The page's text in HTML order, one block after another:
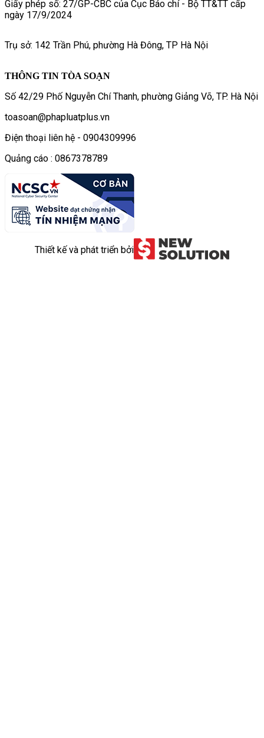
Giấy phép số: 27/GP-CBC của Cục Báo chí - Bộ TT&TT cấp
ngày 17/9/2024
Trụ sở: 142 Trần Phú, phường Hà Đông, TP Hà Nội
THÔNG TIN TÒA SOẠN
Số 42/29 Phố Nguyễn Chí Thanh, phường Giảng Võ, TP. Hà Nội
toasoan@phapluatplus.vn
Điện thoại liên hệ - 0904309996
Quảng cáo : 0867378789
Thiết kế và phát triển bởi